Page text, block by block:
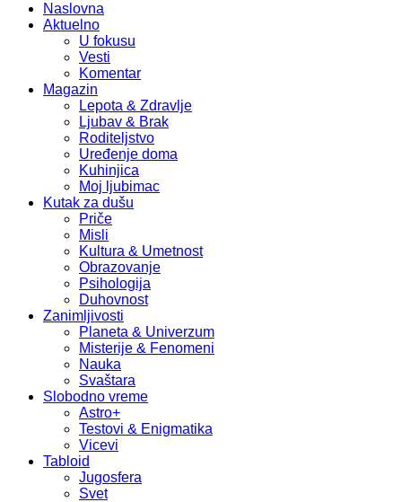
Naslovna
Aktuelno
U fokusu
Vesti
Komentar
Magazin
Lepota & Zdravlje
Ljubav & Brak
Roditeljstvo
Uređenje doma
Kuhinjica
Moj ljubimac
Kutak za dušu
Priče
Misli
Kultura & Umetnost
Obrazovanje
Psihologija
Duhovnost
Zanimljivosti
Planeta & Univerzum
Misterije & Fenomeni
Nauka
Svaštara
Slobodno vreme
Astro+
Testovi & Enigmatika
Vicevi
Tabloid
Jugosfera
Svet